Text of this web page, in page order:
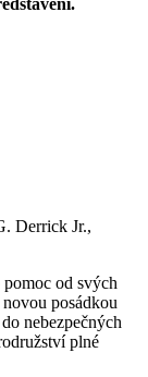
Derrick Jr.,
pomoc od svých
posádkou
nebezpečných
plné